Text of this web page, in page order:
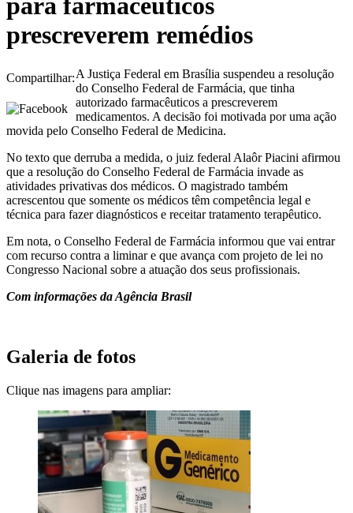
para farmacêuticos
prescreverem remédios
Compartilhar:A Justiça Federal em Brasília suspendeu a resolução
do Conselho Federal de Farmácia, que tinha
autorizado farmacêuticos a prescreverem
medicamentos. A decisão foi motivada por uma ação
movida pelo Conselho Federal de Medicina.
No texto que derruba a medida, o juiz federal Alaôr Piacini afirmou
que a resolução do Conselho Federal de Farmácia invade as
atividades privativas dos médicos. O magistrado também
acrescentou que somente os médicos têm competência legal e
técnica para fazer diagnósticos e receitar tratamento terapêutico.
Em nota, o Conselho Federal de Farmácia informou que vai entrar
com recurso contra a liminar e que avança com projeto de lei no
Congresso Nacional sobre a atuação dos seus profissionais.
Com informações da Agência Brasil
Galeria de fotos
Clique nas imagens para ampliar: